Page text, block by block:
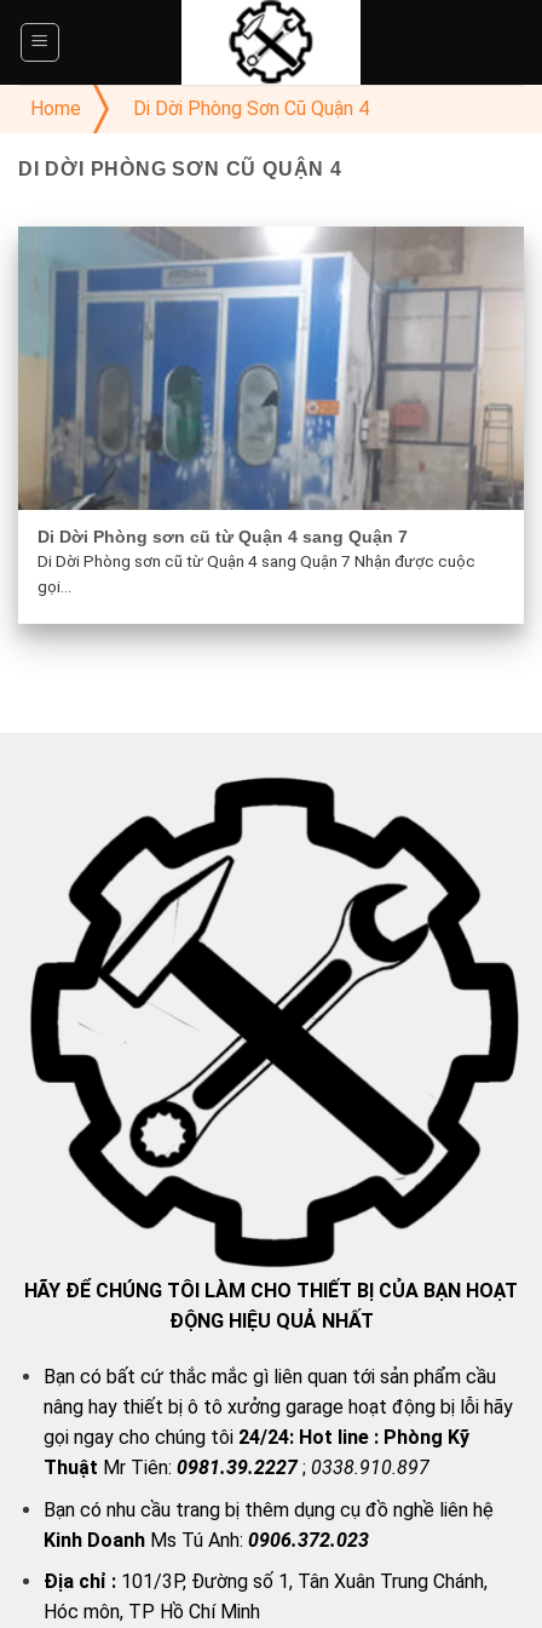
Home
Di Dời Phòng Sơn Cũ Quận 4
DI DỜI PHÒNG SƠN CŨ QUẬN 4
Di Dời Phòng sơn cũ từ Quận 4 sang Quận 7
Di Dời Phòng sơn cũ từ Quận 4 sang Quận 7 Nhận được cuộc
gọi...
HÃY ĐỂ CHÚNG TÔI LÀM CHO THIẾT BỊ CỦA BẠN HOẠT
ĐỘNG HIỆU QUẢ NHẤT
Bạn có bất cứ thắc mắc gì liên quan tới sản phẩm cầu
nâng hay thiết bị ô tô xưởng garage hoạt động bị lỗi hãy
gọi ngay cho chúng tôi 24/24: Hot line : Phòng Kỹ
Thuật Mr Tiên: 0981.39.2227; 0338.910.897
Bạn có nhu cầu trang bị thêm dụng cụ đồ nghề liên hệ
Kinh DoanhMs Tú Anh: 0906.372.023
Địa chỉ :101/3P, Đường số 1, Tân Xuân Trung Chánh,
Hóc môn, TP Hồ Chí Minh